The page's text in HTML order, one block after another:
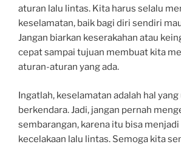
aturan lalu lintas. Kita harus selalu
keselamatan, baik bagi diri sendiri
Jangan biarkan keserakahan atau
cepat sampai tujuan membuat kita
aturan-aturan yang ada.
Ingatlah, keselamatan adalah hal
berkendara. Jadi, jangan pernah
sembarangan, karena itu bisa
kecelakaan lalu lintas. Semoga kita